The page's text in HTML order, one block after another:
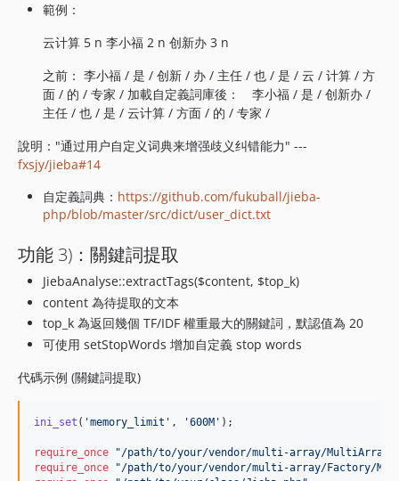
範例：
云计算 5 n 李小福 2 n 创新办 3 n
之前： 李小福 / 是 / 创新 / 办 / 主任 / 也 / 是 / 云 / 计算 / 方
面 / 的 / 专家 / 加載自定義詞庫後： 李小福 / 是 / 创新办 /
主任 / 也 / 是 / 云计算 / 方面 / 的 / 专家 /
說明："通过用户自定义词典来增强歧义纠错能力" ---
fxsjy/jieba#14
自定義詞典： https://github.com/fukuball/jieba-
php/blob/master/src/dict/user_dict.txt
功能 3)：關鍵詞提取
JiebaAnalyse::extractTags($content, $top_k)
content 為待提取的文本
top_k 為返回幾個 TF/IDF 權重最大的關鍵詞，默認值為 20
可使用 setStopWords 增加自定義 stop words
代碼示例 (關鍵詞提取)
ini_set ( 'memory_limit ' , '600M ' );
require_once "/path/to/your/vendor/multi-array/
require_once
"/path/to/your/vendor/multi-array/Factory/